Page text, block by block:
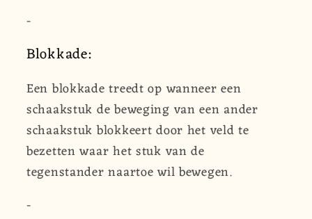
-
Blokkade:
Een blokkade treedt op wanneer een
schaakstuk de beweging van een ander
schaakstuk blokkeert door het veld te
bezetten waar het stuk van de
tegenstander naartoe wil bewegen.
-